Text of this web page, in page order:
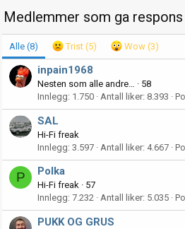
Medlemmer som ga
Alle (8) Trist (5) Wow (3)
inpain1968
Nesten som alle andre… · 58
Innlegg 1.750 Antall liker 8.393
SAL
Hi-Fi freak
Innlegg 3.597 Antall liker 4.667
P Polka
Hi-Fi freak · 57
Innlegg 7.232 Antall liker 5.035
PUKK OG GRUS